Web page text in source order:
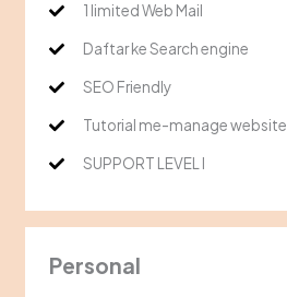
1 limited Web Mail
Daftar ke Search engine
SEO Friendly
Tutorial me-manage website
SUPPORT LEVEL I
Personal